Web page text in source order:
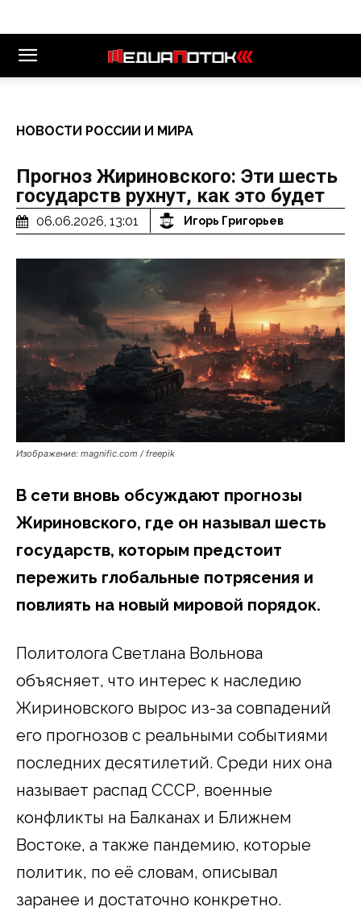
НОВОСТИ РОССИИ И МИРА
Прогноз Жириновского: Эти шесть
государств рухнут, как это будет
06.06.2026, 13:01 Игорь Григорьев
Изображение: magnific.com / freepik
В сети вновь обсуждают прогнозы
Жириновского, где он называл шесть
государств, которым предстоит
пережить глобальные потрясения и
повлиять на новый мировой порядок.
Политолога Светлана Вольнова
объясняет, что интерес к наследию
Жириновского вырос из-за совпадений
его прогнозов с реальными событиями
последних десятилетий. Среди них она
называет распад СССР, военные
конфликты на Балканах и Ближнем
Востоке, а также пандемию, которые
политик, по её словам, описывал
заранее и достаточно конкретно.